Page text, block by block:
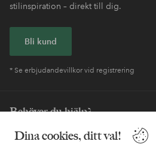
Dina cookies, ditt val!
stilinspiration – direkt till dig.
Bli kund
* Se erbjudandevillkor vid registrering
Behöver du hjälp?
I vår FAQ hittar du svaren på de
också information om hur du enklast